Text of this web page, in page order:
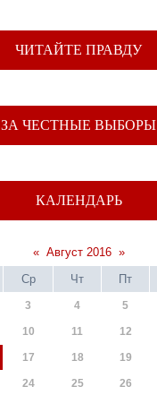
ЧИТАЙТЕ ПРАВДУ
ЗА ЧЕСТНЫЕ ВЫБОРЫ
КАЛЕНДАРЬ
« Август 2016 »
Ср Чт Пт
3 4 5
10 11 12
17 18 19
24 25 26